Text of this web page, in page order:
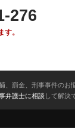
276
。
、罰金、刑事事件のお
弁護士に相談して解決